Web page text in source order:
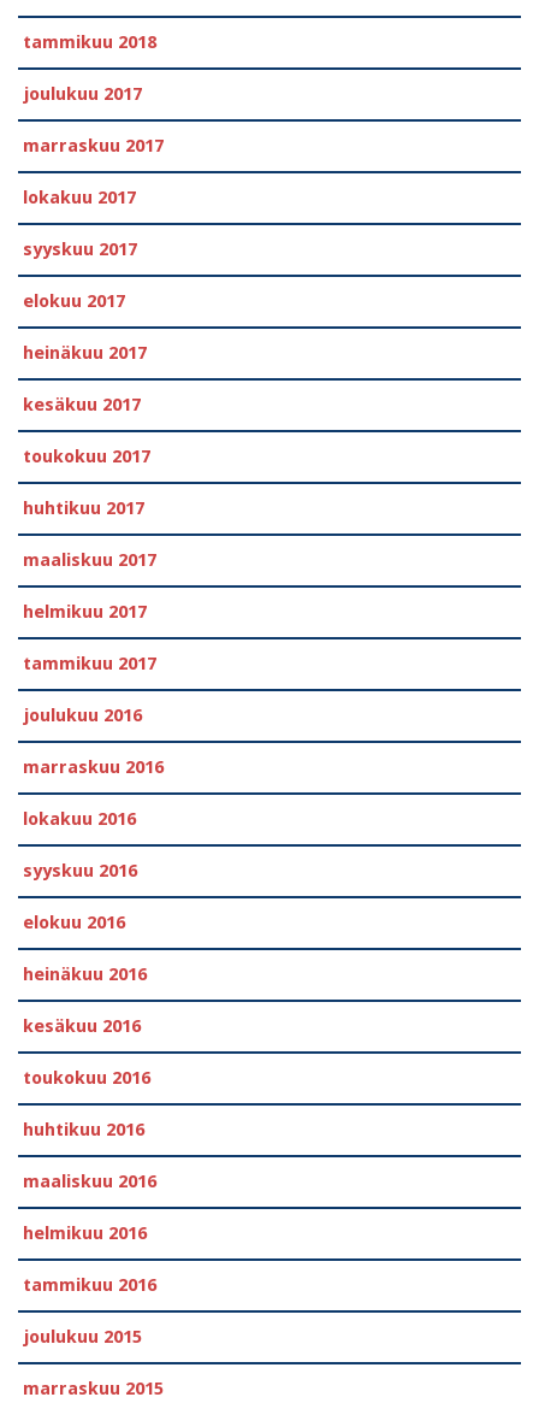
tammikuu 2018
joulukuu 2017
marraskuu 2017
lokakuu 2017
syyskuu 2017
elokuu 2017
heinäkuu 2017
kesäkuu 2017
toukokuu 2017
huhtikuu 2017
maaliskuu 2017
helmikuu 2017
tammikuu 2017
joulukuu 2016
marraskuu 2016
lokakuu 2016
syyskuu 2016
elokuu 2016
heinäkuu 2016
kesäkuu 2016
toukokuu 2016
huhtikuu 2016
maaliskuu 2016
helmikuu 2016
tammikuu 2016
joulukuu 2015
marraskuu 2015